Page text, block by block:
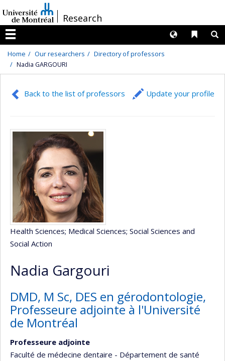
au
contenu
/Research
Menu
Liens
Langues
Home Our researchers
Directory of professors
Nadia GARGOURI
Back to the list of professors Update your profile
Health Sciences; Medical Sciences; Social Sciences and
Social Action
Nadia Gargouri
DMD, M Sc, DES en gérodontologie,
Professeure adjointe à l'Université
de Montréal
Professeure adjointe
Faculté de médecine dentaire - Département de santé